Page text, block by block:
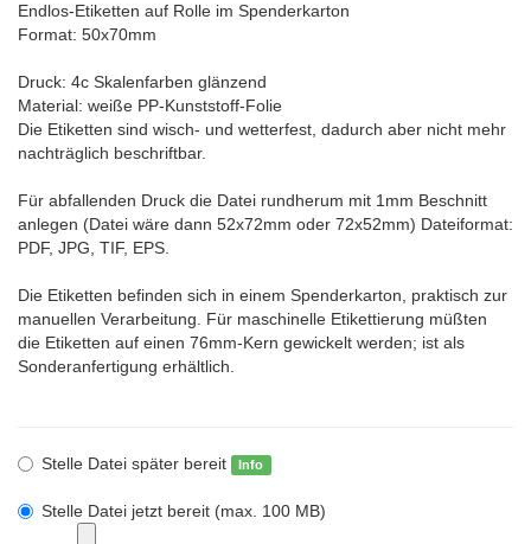
Endlos-Etiketten auf Rolle im Spenderkarton
Format: 50x70mm
Druck: 4c Skalenfarben glänzend
Material: weiße PP-Kunststoff-Folie
Die Etiketten sind wisch- und wetterfest, dadurch aber nicht mehr
nachträglich beschriftbar.
Für abfallenden Druck die Datei rundherum mit 1mm Beschnitt
anlegen (Datei wäre dann 52x72mm oder 72x52mm) Dateiformat:
PDF, JPG, TIF, EPS.
Die Etiketten befinden sich in einem Spenderkarton, praktisch zur
manuellen Verarbeitung. Für maschinelle Etikettierung müßten
die Etiketten auf einen 76mm-Kern gewickelt werden; ist als
Sonderanfertigung erhältlich.
Stelle Datei später bereit Info
Stelle Datei jetzt bereit (max. 100 MB)